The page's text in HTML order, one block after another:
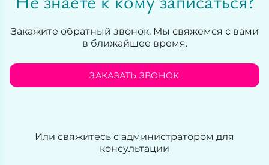
Закажите обратный звонок. Мы свяжемся с вами
в ближайшее время.
ЗАКАЗАТЬ ЗВОНОК
Или свяжитесь с администратором для
консультации